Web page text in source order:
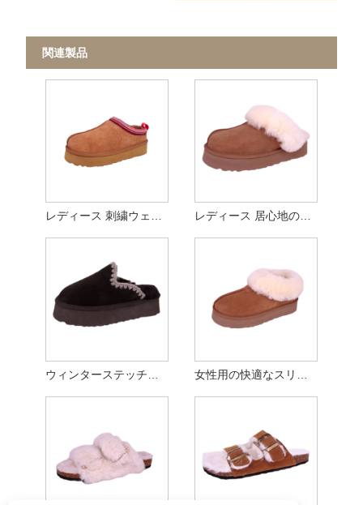
関連製品
レディース 刺繍ウェビング 本物のスエード スリッパ レディース 居心地の良い本物のスエード プラットフォーム スリッパ